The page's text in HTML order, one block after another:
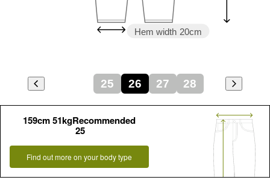
Hem width 20cm
25 26 27 28
159cm 51kgRecommended
25
Find out more on your body type